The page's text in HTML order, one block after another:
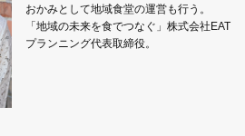
おかみとして地域食堂の運営も行う。
「地域の未来を食でつなぐ」株式会社EAT
プランニング代表取締役。